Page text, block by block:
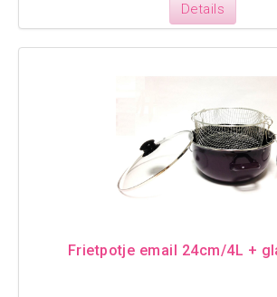
Details
Frietpotje email 24cm/4L +